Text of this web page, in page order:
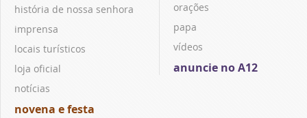
história de nossa senhora
imprensa
locais turísticos
loja oficial
notícias
novena e festa
orações
papa
vídeos
anuncie no A12